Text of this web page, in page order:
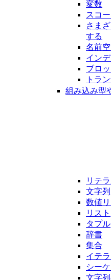
変数
スコ
さま
する
名前
イン
ブロ
トラ
組み込み型
リテ
文字列
数値
リスト
タプル
辞書
集合
イテラ
シーケ
文字